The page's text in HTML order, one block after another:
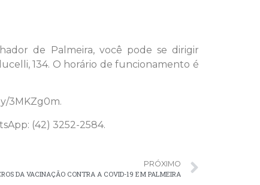
de Palmeira, você pode se dirigir
134. O horário de funcionamento é
3MKZg0m.
(42) 3252-2584.
PRÓXIMO
DA VACINAÇÃO CONTRA A COVID-19 EM PALMEIRA